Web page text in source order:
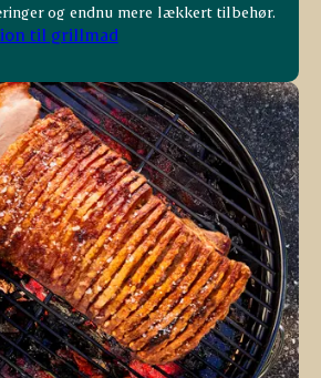
og endnu mere lækkert tilbehør.
til grillmad